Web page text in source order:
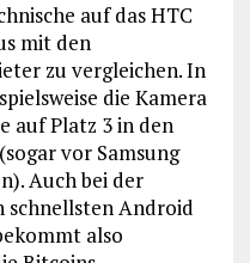
auf das HTC
mit den
zu vergleichen. In
die Kamera
auf Platz 3 in den
vor Samsung
Auch bei der
schnellsten Android
also